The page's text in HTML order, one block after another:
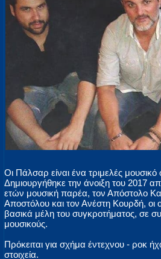
Οι Πάλσαρ είναι ένα τριμελές
Δημιουργήθηκε την άνοιξη του 2017
ετών μουσική παρέα, τον Απόστολο
Αποστόλου και τον Ανέστη Κουρδή, οι
βασικά μέλη του συγκροτήματος, σε
μουσικούς.
Πρόκειται για σχήμα έντεχνου - ροκ
στοιχεία.